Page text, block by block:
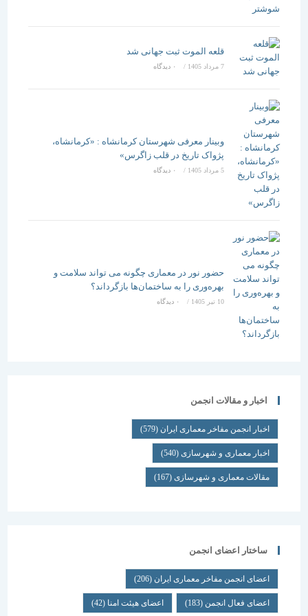
قلعه الموت ثبت جهانی شد
/ ۰ دیدگاه
وبینار معرفی شهرستان کرمانشاه : «کرمانشاه،
پژواک تاریخ در قلب زاگرس»
5 مرداد 1405 / ۰ دیدگاه
حضور نور در معماری چگونه می تواند سلامت و
بهره‌وری را به ساختمان‌ها بازگرداند؟
/ ۰ دیدگاه
اخبار و مقالات انجمن
اخبار انجمن مفاخر معماری ایران (579)
اخبار معماری و شهرسازی(540)
مقالات معماری و شهرسازی(167)
ساختار اعضای انجمن
اعضای انجمن مفاخر معماری ایران (206)
اعضای فعال انجمن(183) اعضای هیئت امنا(42)